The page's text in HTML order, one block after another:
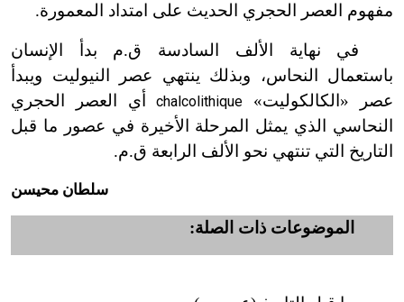
مفهوم العصر الحجري الحديث على امتداد المعمورة.
في نهاية الألف السادسة ق.م بدأ الإنسان
باستعمال النحاس، وبذلك ينتهي عصر النيوليت ويبدأ
عصر «الكالكوليت» chalcolithiqueأي العصر الحجري
النحاسي الذي يمثل المرحلة الأخيرة في عصور ما قبل
التاريخ التي تنتهي نحو الألف الرابعة ق.م.
سلطان محيسن
الموضوعات ذات الصلة: